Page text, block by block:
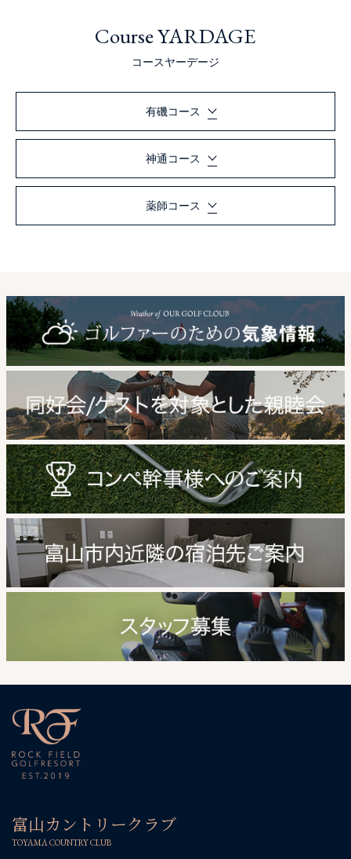
Course YARDAGE
コースヤーデージ
有磯コース
神通コース
薬師コース
富山カントリークラブ
TOYAMA COUNTRY CLUB